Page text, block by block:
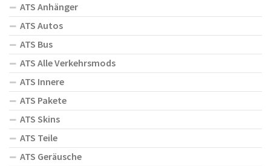
ATS Anhänger
ATS Autos
ATS Bus
ATS Alle Verkehrsmods
ATS Innere
ATS Pakete
ATS Skins
ATS Teile
ATS Geräusche